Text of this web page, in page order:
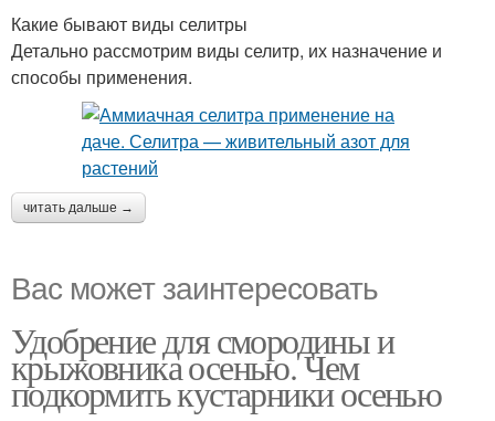
Какие бывают виды селитры
Детально рассмотрим виды селитр, их назначение и
способы применения.
читать дальше →
Вас может заинтересовать
Удобрение для смородины и
крыжовника осенью. Чем
подкормить кустарники осенью